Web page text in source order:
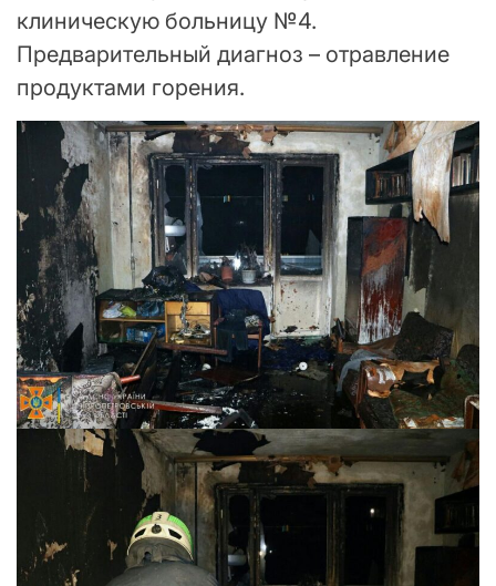
клиническую больницу №4.
Предварительный диагноз – отравление
продуктами горения.